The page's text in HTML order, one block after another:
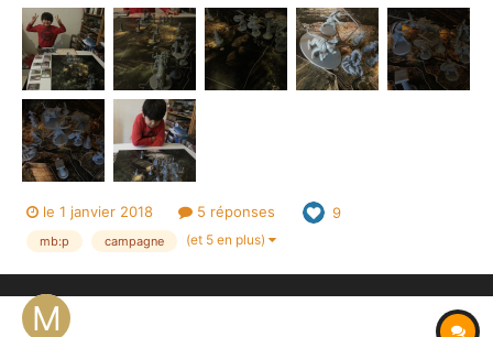
Compendium, Contre les Dieux. Nous avons ouvert les hostilités
en jouant le scénario 1, La raison pa...
le 1 janvier 2018 5 réponses 9
mb:p campagne (et 5 en plus)